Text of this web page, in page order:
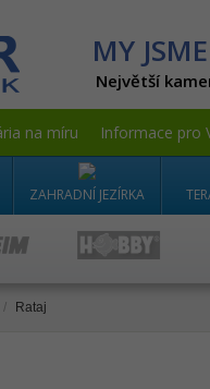
MY
Největší
na míru Informace pro
ZAHRADNÍ JEZÍRKA
/ Rataj